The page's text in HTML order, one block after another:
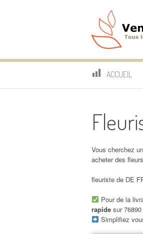
ACCUEIL
Vous cherchez
acheter des
fleuriste de DE
Pour de la
rapide sur
Simplifiez